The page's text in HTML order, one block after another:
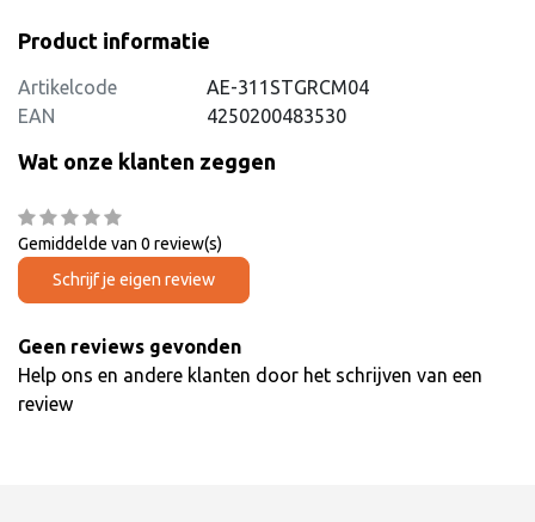
Product informatie
Artikelcode
AE-311STGRCM04
EAN
4250200483530
Wat onze klanten zeggen
Gemiddelde van 0 review(s)
Schrijf je eigen review
Geen reviews gevonden
Help ons en andere klanten door het schrijven van een
review